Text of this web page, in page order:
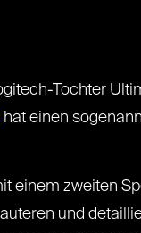
Tochter
hat einen
einem zweiten
und